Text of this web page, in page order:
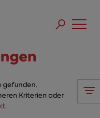
gefunden.
Kriterien oder
.